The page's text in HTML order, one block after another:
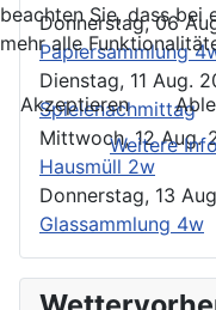
Donnerstag, 06
Papiersammlung
Dienstag, 11 Aug.
Spielenachmittag
Mittwoch, 12 Aug.
Hausmüll 2w
Donnerstag, 13
Glassammlung 4w
beachten Sie, dass bei
mehr alle
Akzeptieren
Weitere